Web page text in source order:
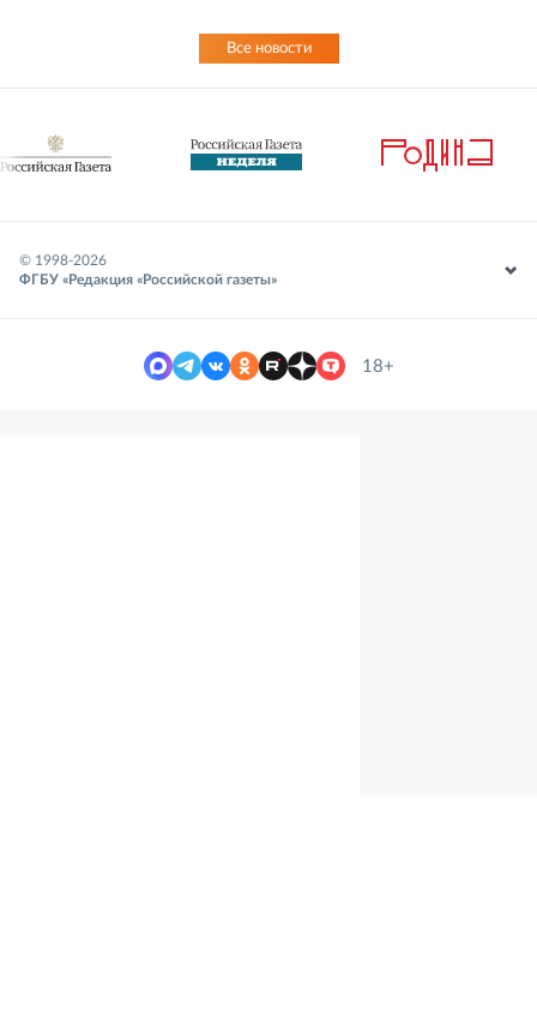
Все новости
© 1998-2026
ФГБУ «Редакция «Российской газеты»
18+